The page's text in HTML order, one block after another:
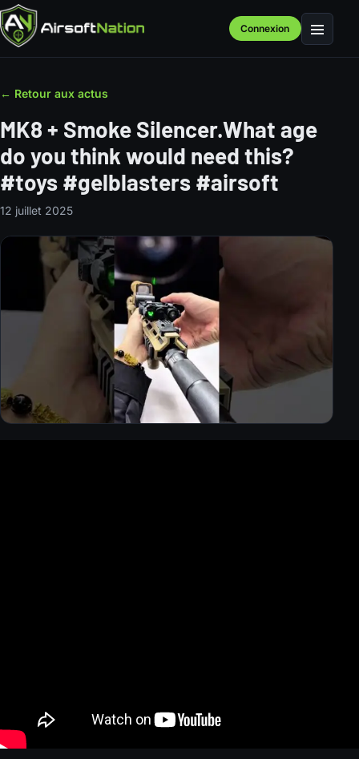
Connexion Menu
← Retour aux actus
MK8 + Smoke Silencer.What age
do you think would need this?
#toys #gelblasters #airsoft
12 juillet 2025